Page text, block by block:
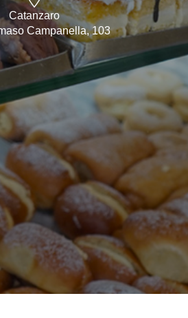
Catanzaro
Campanella, 103